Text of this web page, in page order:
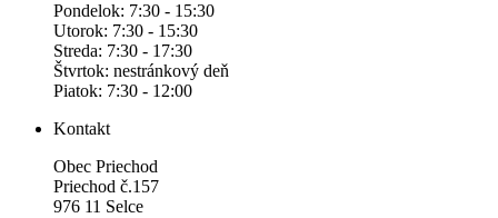
Pondelok: 7:30 - 15:30
Utorok: 7:30 - 15:30
Streda: 7:30 - 17:30
Štvrtok: nestránkový deň
Piatok: 7:30 - 12:00
Kontakt
Obec Priechod
Priechod č.157
976 11 Selce